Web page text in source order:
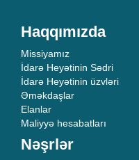
Haqqımızda
Missiyamız
İdarə Heyətinin Sədri
İdarə Heyətinin üzvləri
Əməkdaşlar
Elanlar
Maliyyə hesabatları
Nəşrlər